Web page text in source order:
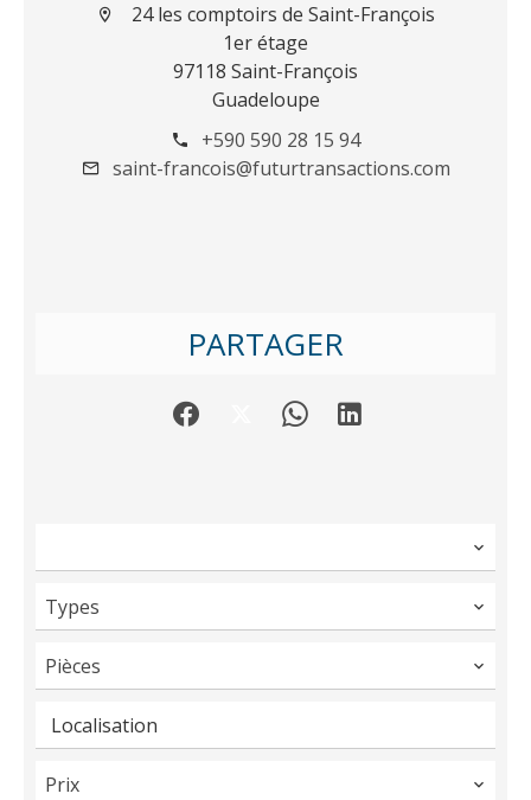
24 les comptoirs de Saint-François
1er étage
97118 Saint-François
Guadeloupe
+590 590 28 15 94
saint-francois@futurtransactions.com
PARTAGER
Types
Pièces
Localisation
Prix